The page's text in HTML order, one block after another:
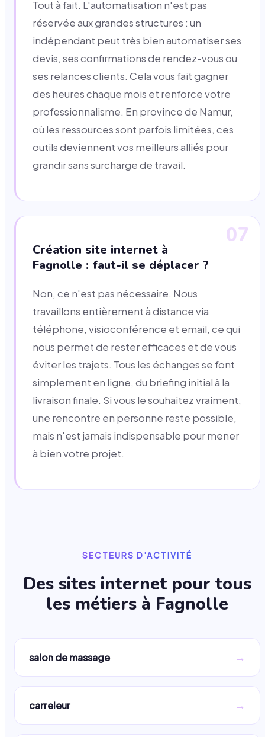
Tout à fait. L'automatisation n'est pas
réservée aux grandes structures : un
indépendant peut très bien automatiser ses
devis, ses confirmations de rendez-vous ou
ses relances clients. Cela vous fait gagner
des heures chaque mois et renforce votre
professionnalisme. En province de Namur,
où les ressources sont parfois limitées, ces
outils deviennent vos meilleurs alliés pour
grandir sans surcharge de travail.
07
Création site internet à
Fagnolle : faut-il se déplacer ?
Non, ce n'est pas nécessaire. Nous
travaillons entièrement à distance via
téléphone, visioconférence et email, ce qui
nous permet de rester efficaces et de vous
éviter les trajets. Tous les échanges se font
simplement en ligne, du briefing initial à la
livraison finale. Si vous le souhaitez vraiment,
une rencontre en personne reste possible,
mais n'est jamais indispensable pour mener
à bien votre projet.
SECTEURS D'ACTIVITÉ
Des sites internet pour tous
les métiers à Fagnolle
salon de massage →
carreleur →